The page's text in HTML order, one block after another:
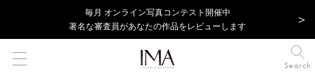
毎⽉ オンライン写真コンテスト開催中
著名な審査員があなたの作品をレビューします
Search